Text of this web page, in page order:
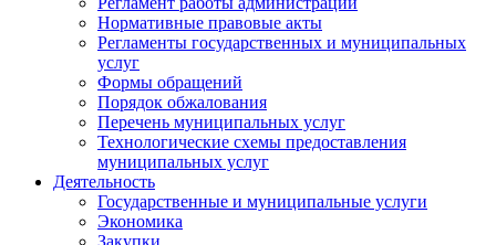
Нормативные правовые акты
Регламенты государственных и муниципальных
услуг
Формы обращений
Порядок обжалования
Перечень муниципальных услуг
Технологические схемы предоставления
муниципальных услуг
Деятельность
Государственные и муниципальные услуги
Экономика